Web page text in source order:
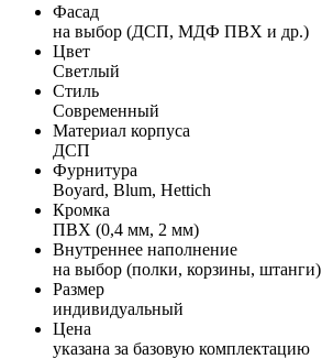
Фасад
на выбор (ДСП, МДФ ПВХ и др.)
Цвет
Светлый
Стиль
Современный
Материал корпуса
ДСП
Фурнитура
Boyard, Blum, Hettich
Кромка
ПВХ (0,4 мм, 2 мм)
Внутреннее наполнение
на выбор (полки, корзины, штанги)
Размер
индивидуальный
Цена
указана за базовую комплектацию